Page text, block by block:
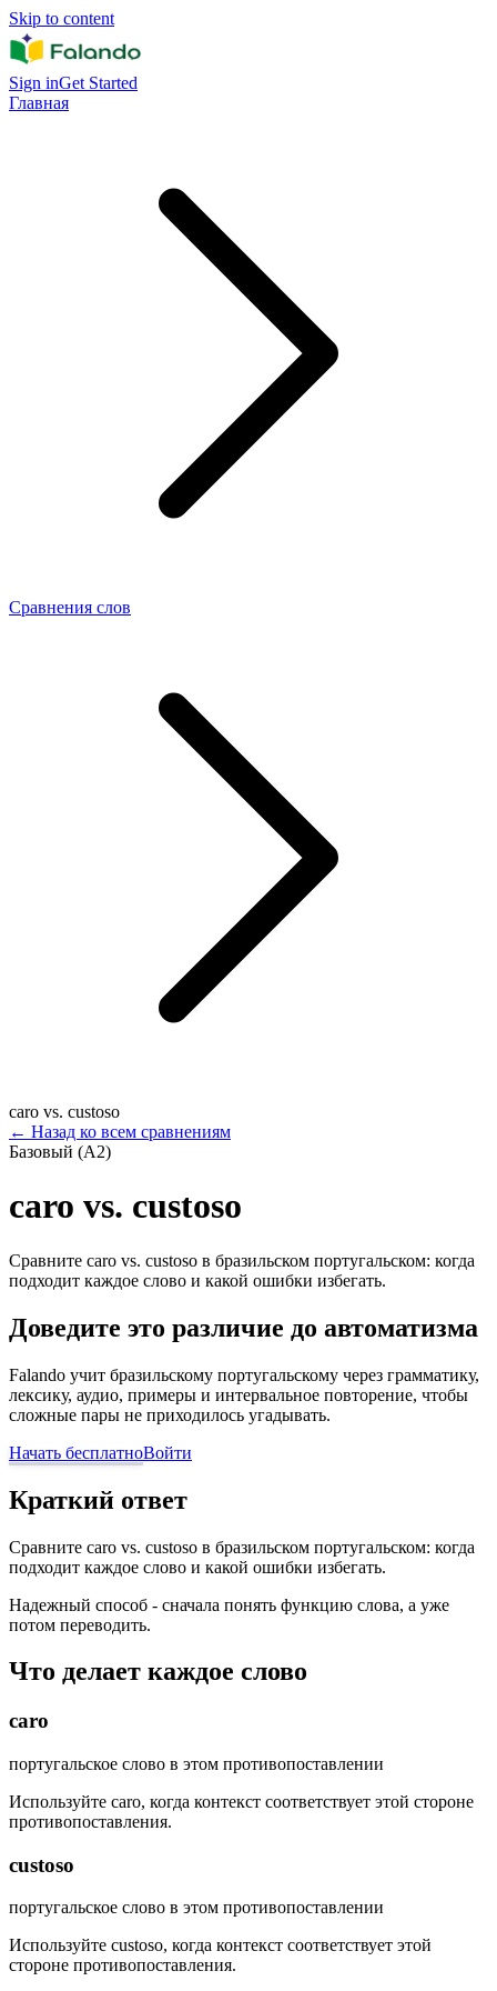
Skip to content
Sign inGet Started
Главная
Сравнения слов
caro vs. custoso
← Назад ко всем сравнениям
Базовый (A2)
caro vs. custoso
Сравните caro vs. custoso в бразильском португальском: когда
подходит каждое слово и какой ошибки избегать.
Доведите это различие до автоматизма
Falando учит бразильскому португальскому через грамматику,
лексику, аудио, примеры и интервальное повторение, чтобы
сложные пары не приходилось угадывать.
Начать бесплатноВойти
Краткий ответ
Сравните caro vs. custoso в бразильском португальском: когда
подходит каждое слово и какой ошибки избегать.
Надежный способ - сначала понять функцию слова, а уже
потом переводить.
Что делает каждое слово
caro
португальское слово в этом противопоставлении
Используйте caro, когда контекст соответствует этой стороне
противопоставления.
custoso
португальское слово в этом противопоставлении
Используйте custoso, когда контекст соответствует этой
стороне противопоставления.